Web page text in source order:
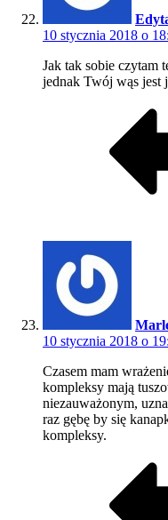
10 stycznia 2018 o
Jak tak sobie czytam
jednak Twój wąs jest
10 stycznia 2018 o
Czasem mam
kompleksy mają
niezauważonym,
raz gębę by się
kompleksy.